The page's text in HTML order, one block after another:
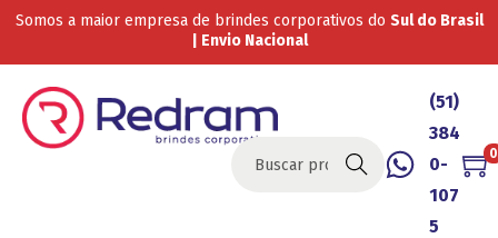
Somos a maior empresa de brindes corporativos do Sul do Brasil
| Envio Nacional
Buscar
(51)
384
0-
107
5
0